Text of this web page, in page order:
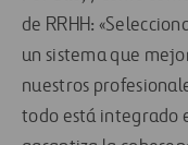
de RRHH:
un sistema que
nuestros
todo está integrado